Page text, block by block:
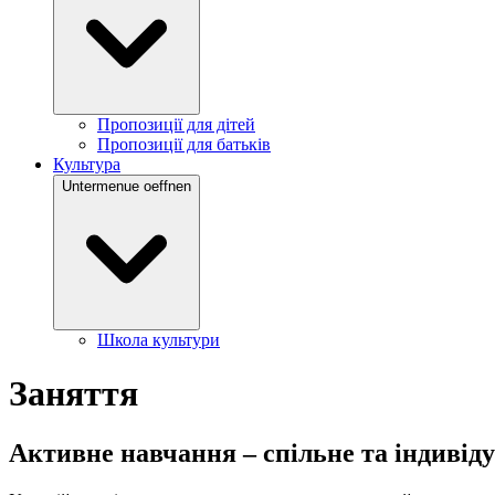
Пропозиції для дітей
Пропозиції для батьків
Культура
Untermenue oeffnen
Школа культури
Заняття
Активне навчання – спільне та